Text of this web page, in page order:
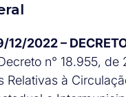
2022 –
n° 18.955,
Relativas à